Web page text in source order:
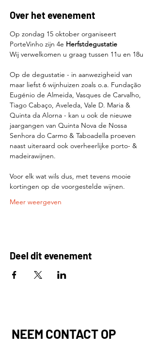
Over het evenement
Op zondag 15 oktober organiseert
PorteVinho zijn 4e Herfstdegustatie
Wij verwelkomen u graag tussen 11u en 18u
Op de degustatie - in aanwezigheid van
maar liefst 6 wijnhuizen zoals o.a. Fundação
Eugénio de Almeida, Vasques de Carvalho,
Tiago Cabaço, Aveleda, Vale D. Maria &
Quinta da Alorna - kan u ook de nieuwe
jaargangen van Quinta Nova de Nossa
Senhora do Carmo & Taboadella proeven
naast uiteraard ook overheerlijke porto- &
madeirawijnen.
Voor elk wat wils dus, met tevens mooie
kortingen op de voorgestelde wijnen.
Meer weergeven
Deel dit evenement
NEEM CONTACT OP